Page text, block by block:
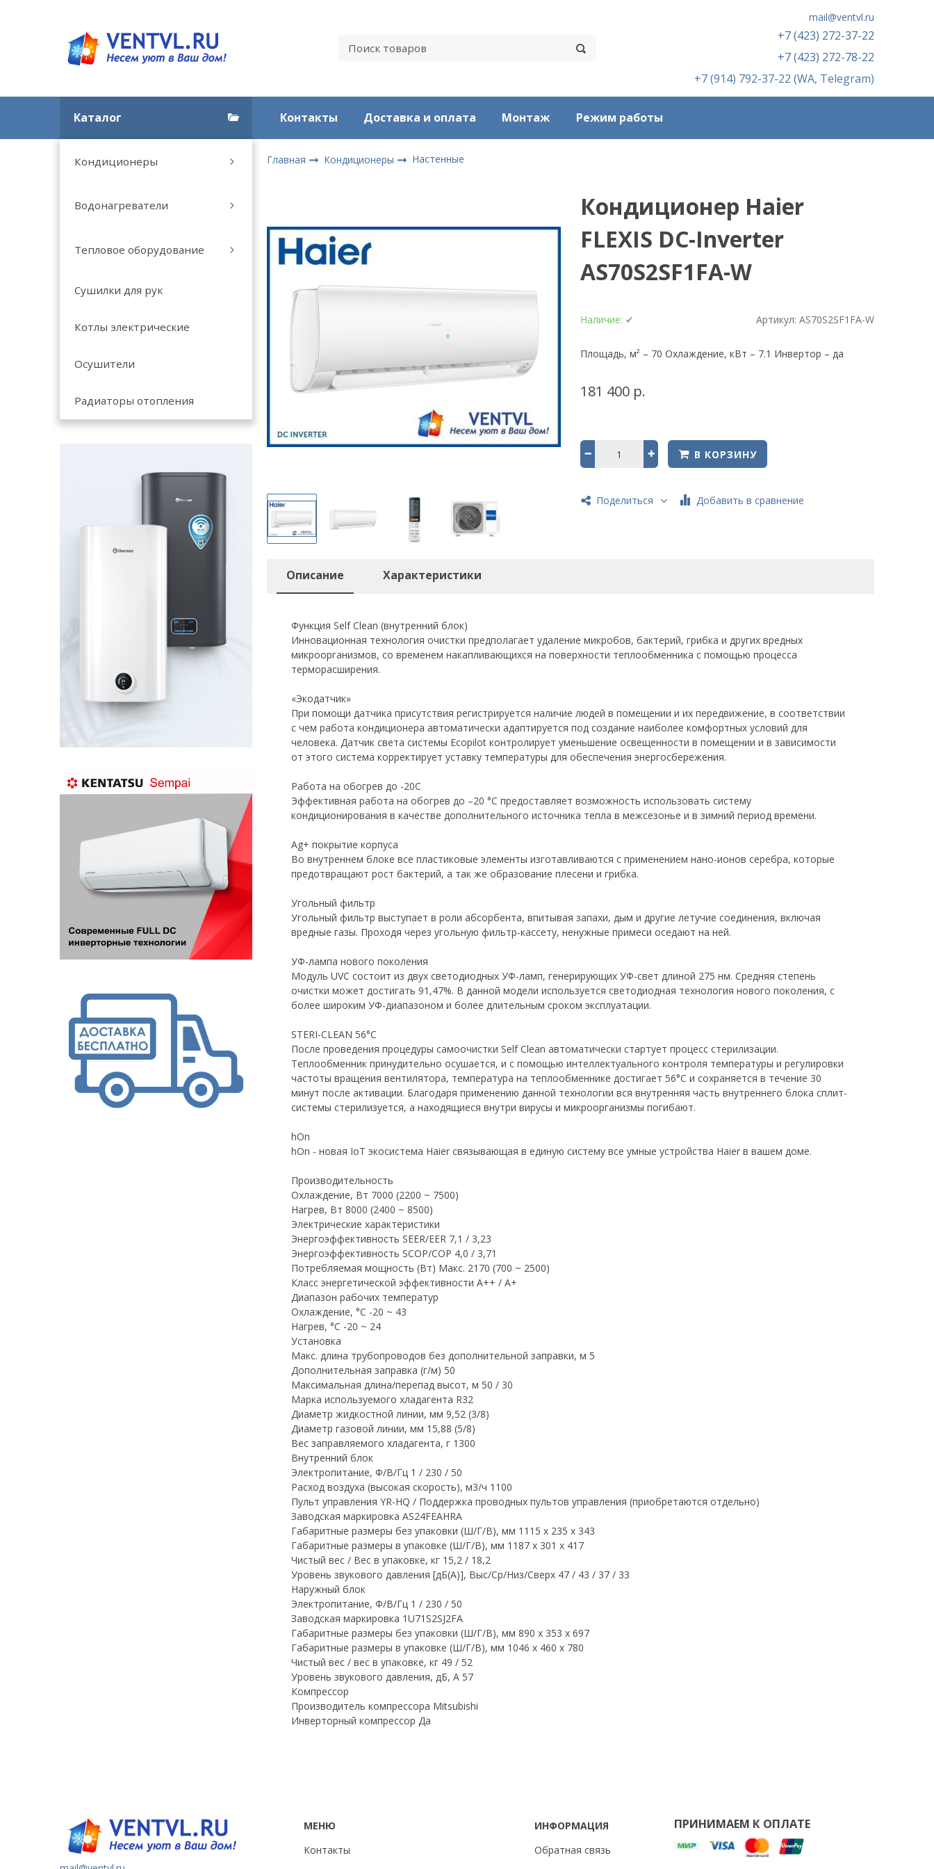
mail@ventvl.ru
+7 (423) 272-37-22
+7 (423) 272-78-22
+7 (914) 792-37-22 (WA, Telegram)
Каталог Контакты Доставка и оплата Монтаж Режим работы
Кондиционеры
Водонагреватели
Тепловое оборудование
Сушилки для рук
Котлы электрические
Осушители
Радиаторы отопления
Главная Кондиционеры Настенные
Кондиционер Haier
FLEXIS DC-Inverter
AS70S2SF1FA-W
Наличие: ✔ Артикул: AS70S2SF1FA-W
Площадь, м² – 70 Охлаждение, кВт – 7.1 Инвертор – да
181 400 р.
В КОРЗИНУ
Поделиться Добавить в сравнение
Описание Характеристики
Функция Self Clean (внутренний блок)
Инновационная технология очистки предполагает удаление микробов, бактерий, грибка и других вредных
микроорганизмов, со временем накапливающихся на поверхности теплообменника с помощью процесса
терморасширения.
«Экодатчик»
При помощи датчика присутствия регистрируется наличие людей в помещении и их передвижение, в соответствии
с чем работа кондиционера автоматически адаптируется под создание наиболее комфортных условий для
человека. Датчик света системы Ecopilot контролирует уменьшение освещенности в помещении и в зависимости
от этого система корректирует уставку температуры для обеспечения энергосбережения.
Работа на обогрев до -20С
Эффективная работа на обогрев до –20 °С предоставляет возможность использовать систему
кондиционирования в качестве дополнительного источника тепла в межсезонье и в зимний период времени.
Ag+ покрытие корпуса
Во внутреннем блоке все пластиковые элементы изготавливаются с применением нано-ионов серебра, которые
предотвращают рост бактерий, а так же образование плесени и грибка.
Угольный фильтр
Угольный фильтр выступает в роли абсорбента, впитывая запахи, дым и другие летучие соединения, включая
вредные газы. Проходя через угольную фильтр-кассету, ненужные примеси оседают на ней.
УФ-лампа нового поколения
Модуль UVC состоит из двух светодиодных УФ-ламп, генерирующих УФ-свет длиной 275 нм. Средняя степень
очистки может достигать 91,47%. В данной модели используется светодиодная технология нового поколения, с
более широким УФ-диапазоном и более длительным сроком эксплуатации.
STERI-CLEAN 56°C
После проведения процедуры самоочистки Self Clean автоматически стартует процесс стерилизации.
Теплообменник принудительно осушается, и с помощью интеллектуального контроля температуры и регулировки
частоты вращения вентилятора, температура на теплообменнике достигает 56°С и сохраняется в течение 30
минут после активации. Благодаря применению данной технологии вся внутренняя часть внутреннего блока сплит-
системы стерилизуется, а находящиеся внутри вирусы и микроорганизмы погибают.
hOn
hOn - новая IoT экосистема Haier связывающая в единую систему все умные устройства Haier в вашем доме.
Производительность
Охлаждение, Вт 7000 (2200 ~ 7500)
Нагрев, Вт 8000 (2400 ~ 8500)
Электрические характеристики
Энергоэффективность SEER/EER 7,1 / 3,23
Энергоэффективность SCOP/COP 4,0 / 3,71
Потребляемая мощность (Вт) Макс. 2170 (700 ~ 2500)
Класс энергетической эффективности А++ / А+
Диапазон рабочих температур
Охлаждение, °С -20 ~ 43
Нагрев, °С -20 ~ 24
Установка
Макс. длина трубопроводов без дополнительной заправки, м 5
Дополнительная заправка (г/м) 50
Максимальная длина/перепад высот, м 50 / 30
Марка используемого хладагента R32
Диаметр жидкостной линии, мм 9,52 (3/8)
Диаметр газовой линии, мм 15,88 (5/8)
Вес заправляемого хладагента, г 1300
Внутренний блок
Электропитание, Ф/В/Гц 1 / 230 / 50
Расход воздуха (высокая скорость), м3/ч 1100
Пульт управления YR-HQ / Поддержка проводных пультов управления (приобретаются отдельно)
Заводская маркировка AS24FEAHRA
Габаритные размеры без упаковки (Ш/Г/В), мм 1115 х 235 х 343
Габаритные размеры в упаковке (Ш/Г/В), мм 1187 x 301 x 417
Чистый вес / Вес в упаковке, кг 15,2 / 18,2
Уровень звукового давления [дБ(А)], Выс/Ср/Низ/Сверх 47 / 43 / 37 / 33
Наружный блок
Электропитание, Ф/В/Гц 1 / 230 / 50
Заводская маркировка 1U71S2SJ2FA
Габаритные размеры без упаковки (Ш/Г/В), мм 890 х 353 х 697
Габаритные размеры в упаковке (Ш/Г/В), мм 1046 х 460 х 780
Чистый вес / вес в упаковке, кг 49 / 52
Уровень звукового давления, дБ, А 57
Компрессор
Производитель компрессора Mitsubishi
Инверторный компрессор Да
МЕНЮ
Контакты
ИНФОРМАЦИЯ
Обратная связь
ПРИНИМАЕМ К ОПЛАТЕ